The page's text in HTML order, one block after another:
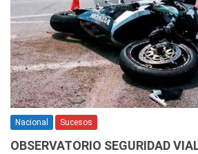
Nacional Sucesos
OBSERVATORIO SEGURIDAD